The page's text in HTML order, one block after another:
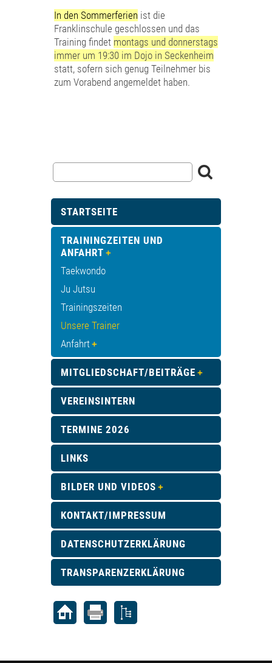
STARTSEITE
TRAININGZEITEN UND
ANFAHRT
Taekwondo
Ju Jutsu
Trainingszeiten
Unsere Trainer
Anfahrt
MITGLIEDSCHAFT/BEITRÄGE
VEREINSINTERN
TERMINE 2026
LINKS
BILDER UND VIDEOS
KONTAKT/IMPRESSUM
DATENSCHUTZERKLÄRUNG
TRANSPARENZERKLÄRUNG
In den Sommerferien ist die
Franklinschule geschlossen und das
Training findet montags und donnerstags
immer um 19:30 im Dojo in Seckenheim
statt, sofern sich genug Teilnehmer bis
zum Vorabend angemeldet haben.